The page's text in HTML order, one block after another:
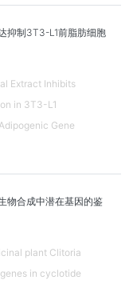
抑制3T3-L1前脂肪细胞
Extract Inhibits
in 3T3-L1
Gene
物合成中潜在基因的鉴
plant Clitoria
in cyclotide